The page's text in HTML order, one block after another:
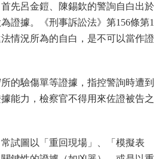
先呂金鎧、陳錫欽的警詢自白出於
證據。《刑事訴訟法》第156條第1
情況所為的自白，是不可以當作證
的驗傷單等證據，指控警詢時遭到
能力，檢察官不得用來佐證被告之
試圖以「重回現場」、「模擬表